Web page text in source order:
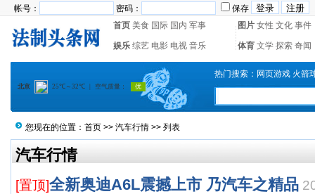
帐号： 密码：
保存
首页 美食 国际 国内 军事 图片 女性 文化 事件
娱乐 综艺 电影 电视 音乐 体育 文学 探索 奇闻
热门搜索： 网页游戏 火箭
您现在的位置： 首页 >> 汽车行情 >> 列表
汽车行情
[置顶]全新奥迪A6L震撼上市 乃汽车之精品